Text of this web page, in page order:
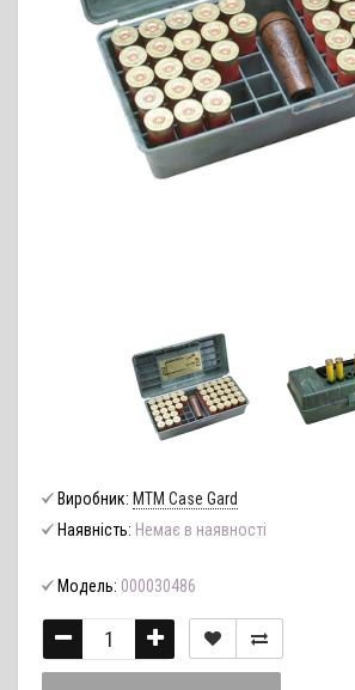
Виробник: MTM Case Gard
Наявність: Немає в наявності
Модель: 000030486